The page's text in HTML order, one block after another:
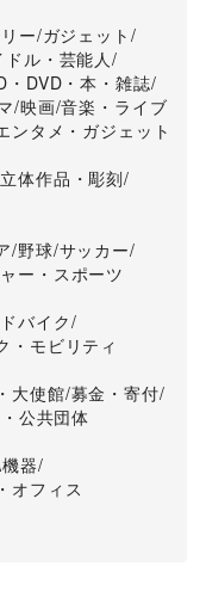
ー/ガジェット /
ドル・芸能人/
・DVD・本・雑誌/
/映画/音楽・ライブ
ンタメ・ガジェット
立体作品・彫刻/
/野球/サッカー/
ー・スポーツ
バイク/
・モビリティ
大使館/募金・寄付/
公共団体
器/
オフィス